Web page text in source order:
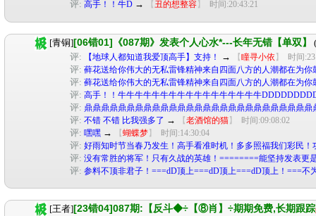
评: 高手！！牛D → 【丑的想整容】 时间:20:43:21
[青铜][06错01]《087期》发表个人心水*---长年无错【单双】
评: 【地球人都知道我爱顶高手】支持！ → 【瞳寻小依】 时间
评: 藓花送给你伟大的无私雷锋精神来自四面八方的人潮都在为你
评: 藓花送给你伟大的无私雷锋精神来自四面八方的人潮都在为你
评: 高手！！牛牛牛牛牛牛牛牛牛牛牛牛牛牛牛牛牛
评: 鼎鼎鼎鼎鼎鼎鼎鼎鼎鼎鼎鼎鼎鼎鼎鼎鼎鼎鼎鼎鼎鼎鼎鼎鼎鼎
评: 不错 不错 比我强多了 → 【老酒馆的猫】 时间:09:08:02
评: 嘿嘿 → 【蝴蝶梦】 时间:14:30:04
评: 好雨知时节当春乃发生！高手看准时机！多多照福我们彩民！
评: 没有常胜的将军！只有久战的英雄！========能坚持发表更
评: 参料不顶非君子！===dD顶上===dD顶上===dD顶上！===不
[王者][23错04]087期:【反斗◆÷【⑧肖】÷期期免费,长期跟踪